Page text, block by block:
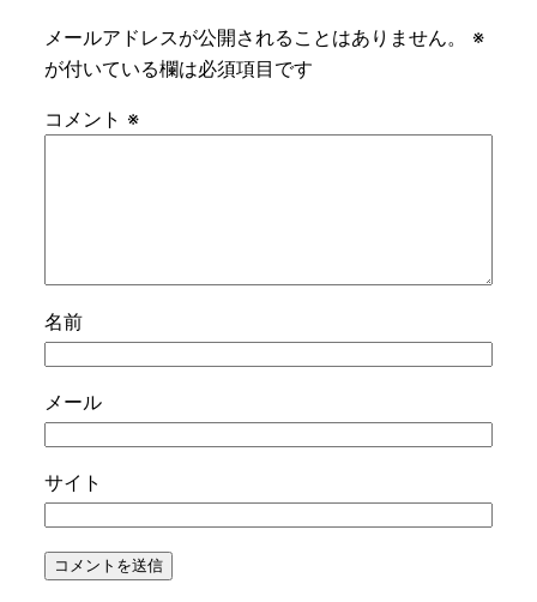
メールアドレスが公開されることはありません。
※
が付いている欄は必須項目です
コメント ※
名前
メール
サイト